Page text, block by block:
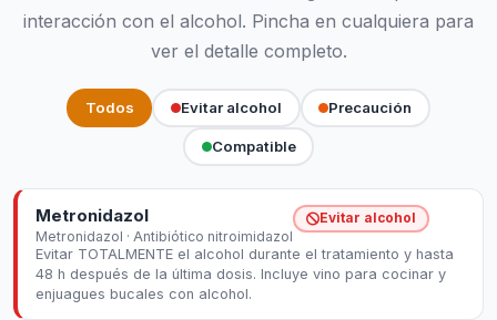
interacción con el alcohol. Pincha en cualquiera para
ver el detalle completo.
Todos Evitar alcohol Precaución
Compatible
Metronidazol
Metronidazol · Antibiótico nitroimidazol
Evitar alcohol
Evitar TOTALMENTE el alcohol durante el tratamiento y hasta
48 h después de la última dosis. Incluye vino para cocinar y
enjuagues bucales con alcohol.